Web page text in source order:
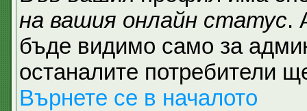
на вашия онлайн статус.
бъде видимо само за
останалите потребители
Върнете се в началото